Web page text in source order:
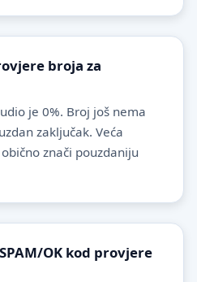
broja za
je 0%. Broj još nema
zaključak. Veća
znači pouzdaniju
OK kod provjere